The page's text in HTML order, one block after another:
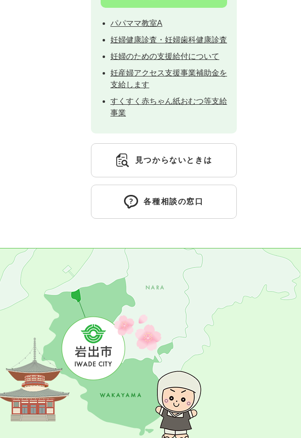
パパママ教室A
妊婦健康診査・妊婦歯科健康診査
妊婦のための支援給付について
妊産婦アクセス支援事業補助金を
支給します
すくすく赤ちゃん紙おむつ等支給
事業
見つからないときは
各種相談の窓口